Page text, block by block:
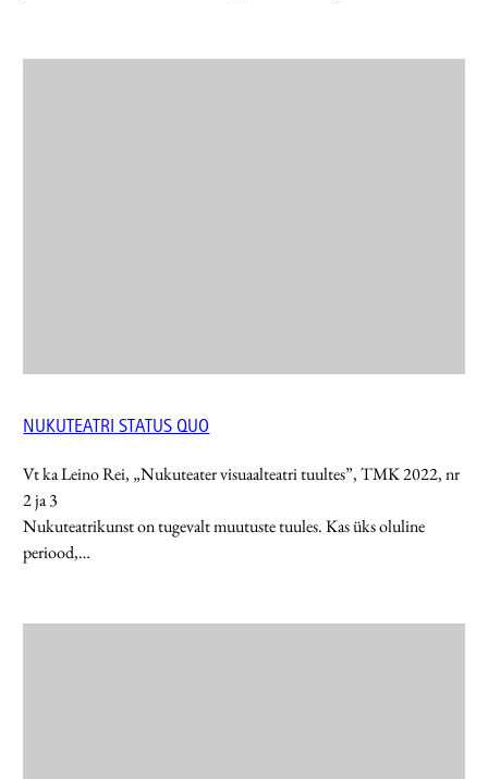
NUKUTEATRI STATUS QUO
Vt ka Leino Rei, „Nukuteater visuaalteatri tuultes”, TMK 2022, nr
2 ja 3
Nukuteatrikunst on tugevalt muutuste tuules. Kas üks oluline
periood,…